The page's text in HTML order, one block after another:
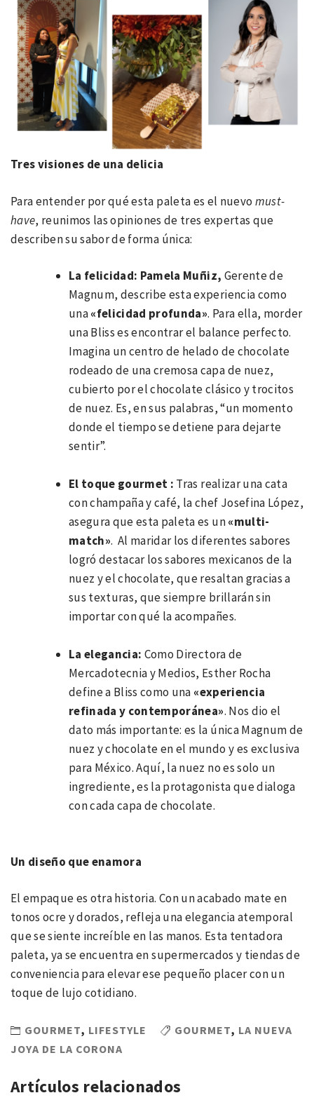
Tres visiones de una delicia
Para entender por qué esta paleta es el nuevo must-
have, reunimos las opiniones de tres expertas que
describen su sabor de forma única:
La felicidad: Pamela Muñiz, Gerente de
Magnum, describe esta experiencia como
una«felicidad profunda». Para ella, morder
una Bliss es encontrar el balance perfecto.
Imagina un centro de helado de chocolate
rodeado de una cremosa capa de nuez,
cubierto por el chocolate clásico y trocitos
de nuez. Es, en sus palabras, “un momento
donde el tiempo se detiene para dejarte
sentir”.
El toque gourmet : Tras realizar una cata
con champaña y café, la chef Josefina López,
asegura que esta paleta es un«multi-
match». Al maridar los diferentes sabores
logró destacar los sabores mexicanos de la
nuez y el chocolate, que resaltan gracias a
sus texturas, que siempre brillarán sin
importar con qué la acompañes.
La elegancia: Como Directora de
Mercadotecnia y Medios, Esther Rocha
define a Bliss como una «experiencia
refinada y contemporánea». Nos dio el
dato más importante: es la única Magnum de
nuez y chocolate en el mundo y es exclusiva
para México. Aquí, la nuez no es solo un
ingrediente, es la protagonista que dialoga
con cada capa de chocolate.
Un diseño que enamora
El empaque es otra historia. Con un acabado mate en
tonos ocre y dorados, refleja una elegancia atemporal
que se siente increíble en las manos. Esta tentadora
paleta, ya se encuentra en supermercados y tiendas de
conveniencia para elevar ese pequeño placer con un
toque de lujo cotidiano.
GOURMET, LIFESTYLE GOURMET, LA NUEVA
JOYA DE LA CORONA
Artículos relacionados